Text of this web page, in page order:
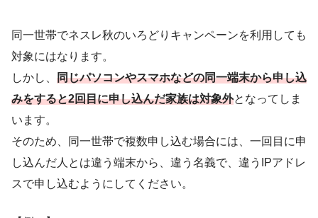
同一世帯でネスレ秋のいろどりキャンペーンを利用しても
対象にはなります。
しかし、 同じパソコンやスマホなどの同一端末から申し込
みをすると2回目に申し込んだ家族は対象外となってしま
います。
そのため、同一世帯で複数申し込む場合には、一回目に申
し込んだ人とは違う端末から、違う名義で、違うIPアドレ
スで申し込むようにしてください。